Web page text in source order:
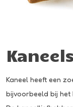
Kaneel heeft een
bijvoorbeeld bij het